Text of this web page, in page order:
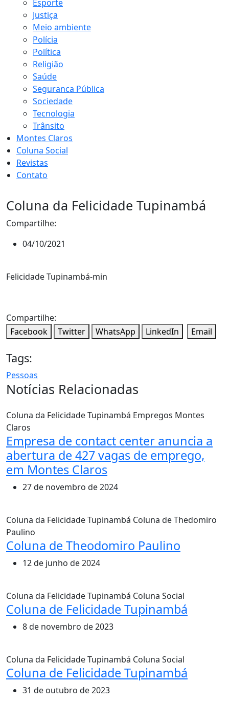
Esporte
Justiça
Meio ambiente
Polícia
Política
Religião
Saúde
Seguranca Pública
Sociedade
Tecnologia
Trânsito
Montes Claros
Coluna Social
Revistas
Contato
Coluna da Felicidade Tupinambá
Compartilhe:
04/10/2021
Felicidade Tupinambá-min
Compartilhe:
Facebook
Twitter WhatsApp LinkedIn Email
Tags:
Pessoas
Notícias Relacionadas
Coluna da Felicidade Tupinambá Empregos Montes
Claros
Empresa de contact center anuncia a
abertura de 427 vagas de emprego,
em Montes Claros
27 de novembro de 2024
Coluna da Felicidade Tupinambá Coluna de Thedomiro
Paulino
Coluna de Theodomiro Paulino
12 de junho de 2024
Coluna da Felicidade Tupinambá Coluna Social
Coluna de Felicidade Tupinambá
8 de novembro de 2023
Coluna da Felicidade Tupinambá Coluna Social
Coluna de Felicidade Tupinambá
31 de outubro de 2023